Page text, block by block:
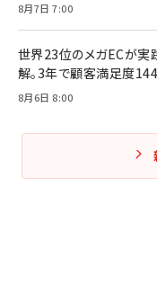
8月7日 7:00
世界23位のメガECが実
解。3年で顧客満足度
8月6日 8:00